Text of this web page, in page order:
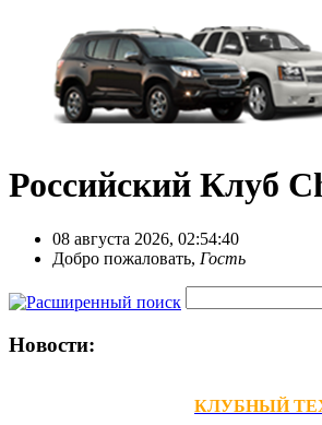
Российский Клуб
08 августа 2026, 02:54:40
Добро пожаловать, Гость
Новости:
КЛУБНЫЙ